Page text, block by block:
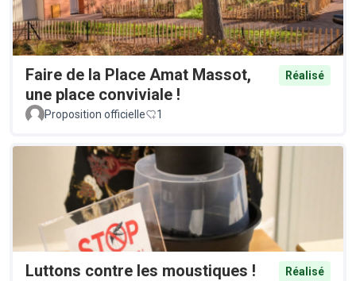
Faire de la Place Amat Massot,
une place conviviale !
Réalisé
Proposition officielle 1
Luttons contre les moustiques !
Réalisé